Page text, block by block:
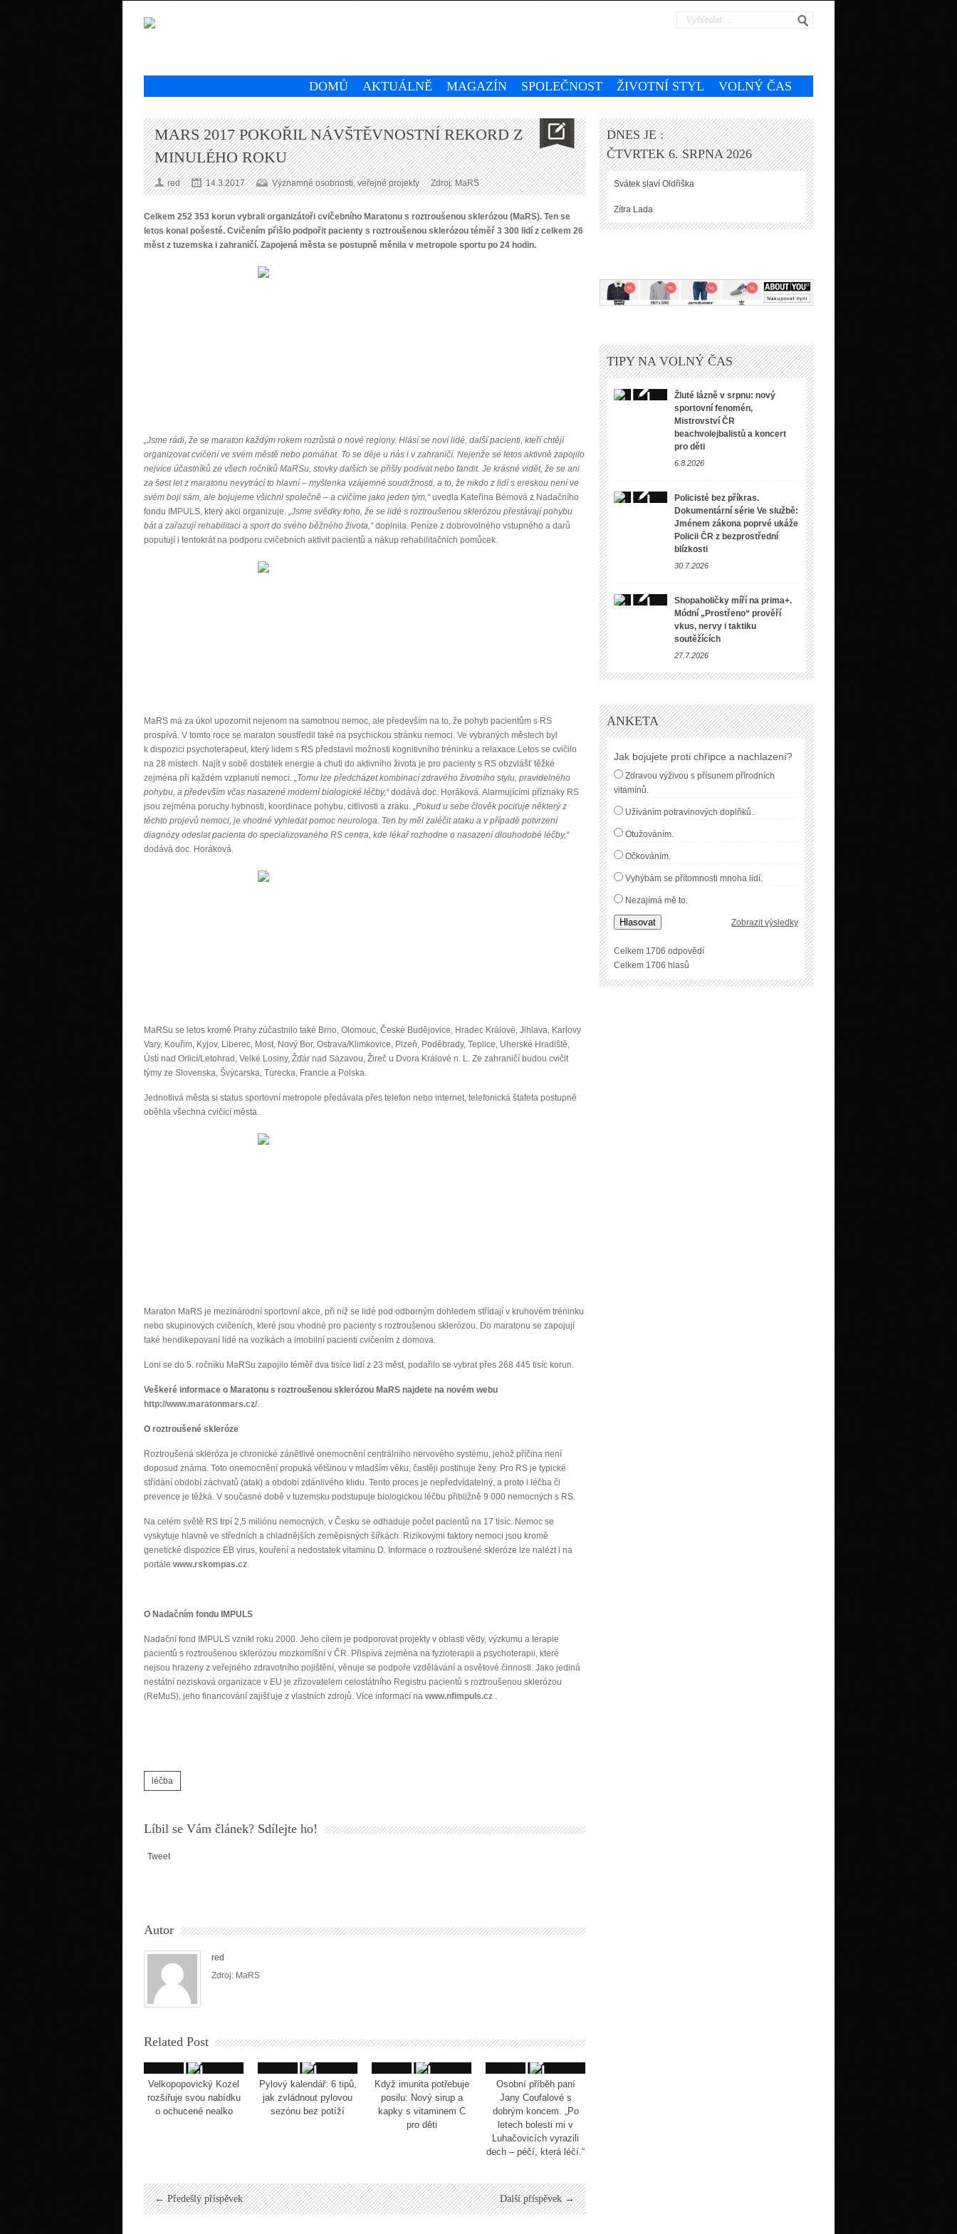
DOMŮ AKTUÁLNĚ MAGAZÍN SPOLEČNOST ŽIVOTNÍ STYL VOLNÝ ČAS
MARS 2017 POKOŘIL NÁVŠTĚVNOSTNÍ REKORD Z
MINULÉHO ROKU
red Zdroj: MaRS
14.3.2017 Významné osobnosti, veřejné projekty
Celkem 252 353 korun vybrali organizátoři cvičebního Maratonu s roztroušenou sklerózou (MaRS). Ten se
letos konal pošesté. Cvičením přišlo podpořit pacienty s roztroušenou sklerózou téměř 3 300 lidí z celkem 26
měst z tuzemska i zahraničí. Zapojená města se postupně měnila v metropole sportu po 24 hodin.
„Jsme rádi, že se maraton každým rokem rozrůstá o nové regiony. Hlásí se noví lidé, další pacienti, kteří chtějí
organizovat cvičení ve svém městě nebo pomáhat. To se děje u nás i v zahraničí. Nejenže se letos aktivně zapojilo
nejvíce účastníků ze všech ročníků MaRSu, stovky dalších se přišly podívat nebo fandit. Je krásné vidět, že se ani
za šest let z maratonu nevytrácí to hlavní – myšlenka vzájemné soudržnosti, a to, že nikdo z lidí s ereskou není ve
svém boji sám, ale bojujeme všichni společně – a cvičíme jako jeden tým,“uvedla Kateřina Bémová z Nadačního
fondu IMPULS, který akci organizuje. „Jsme svědky toho, že se lidé s roztroušenou sklerózou přestávají pohybu
bát a zařazují rehabilitaci a sport do svého běžného života,“doplnila. Peníze z dobrovolného vstupného a darů
poputují i tentokrát na podporu cvičebních aktivit pacientů a nákup rehabilitačních pomůcek.
MaRS má za úkol upozornit nejenom na samotnou nemoc, ale především na to, že pohyb pacientům s RS
prospívá. V tomto roce se maraton soustředil také na psychickou stránku nemoci. Ve vybraných městech byl
k dispozici psychoterapeut, který lidem s RS představil možnosti kognitivního tréninku a relaxace.Letos se cvičilo
na 28 místech. Najít v sobě dostatek energie a chuti do aktivního života je pro pacienty s RS obzvlášť těžké
zejména při každém vzplanutí nemoci. „Tomu lze předcházet kombinací zdravého životního stylu, pravidelného
pohybu, a především včas nasazené moderní biologické léčby,“dodává doc. Horáková. Alarmujícími příznaky RS
jsou zejména poruchy hybnosti, koordinace pohybu, citlivosti a zraku. „Pokud u sebe člověk pociťuje některý z
těchto projevů nemoci, je vhodné vyhledat pomoc neurologa. Ten by měl zaléčit ataku a v případě potvrzení
diagnózy odeslat pacienta do specializovaného RS centra, kde lékař rozhodne o nasazení dlouhodobé léčby,“
dodává doc. Horáková.
MaRSu se letos kromě Prahy zúčastnilo také Brno, Olomouc, České Budějovice, Hradec Králové, Jihlava, Karlovy
Vary, Kouřim, Kyjov, Liberec, Most, Nový Bor, Ostrava/Klimkovice, Plzeň, Poděbrady, Teplice, Uherské Hradiště,
Ústí nad Orlicí/Letohrad, Velké Losiny, Žďár nad Sázavou, Žireč u Dvora Králové n. L. Ze zahraničí budou cvičit
týmy ze Slovenska, Švýcarska, Turecka, Francie a Polska.
Jednotlivá města si status sportovní metropole předávala přes telefon nebo internet, telefonická štafeta postupně
oběhla všechna cvičící města.
Maraton MaRS je mezinárodní sportovní akce, při níž se lidé pod odborným dohledem střídají v kruhovém tréninku
nebo skupinových cvičeních, které jsou vhodné pro pacienty s roztroušenou sklerózou. Do maratonu se zapojují
také hendikepovaní lidé na vozíkách a imobilní pacienti cvičením z domova.
Loni se do 5. ročníku MaRSu zapojilo téměř dva tisíce lidí z 23 měst, podařilo se vybrat přes 268 445 tisíc korun.
Veškeré informace o Maratonu s roztroušenou sklerózou MaRS najdete na novém webu
http://www.maratonmars.cz/.
O roztroušené skleróze
Roztroušená skleróza je chronické zánětlivé onemocnění centrálního nervového systému, jehož příčina není
doposud známa. Toto onemocnění propuká většinou v mladším věku, častěji postihuje ženy. Pro RS je typické
střídání období záchvatů (atak) a období zdánlivého klidu. Tento proces je nepředvídatelný, a proto i léčba či
prevence je těžká. V současné době v tuzemsku podstupuje biologickou léčbu přibližně 9 000 nemocných s RS.
Na celém světě RS trpí 2,5 miliónu nemocných, v Česku se odhaduje počet pacientů na 17 tisíc. Nemoc se
vyskytuje hlavně ve středních a chladnějších zeměpisných šířkách. Rizikovými faktory nemoci jsou kromě
genetické dispozice EB virus, kouření a nedostatek vitaminu D. Informace o roztroušené skleróze lze nalézt i na
portále www.rskompas.cz.
O Nadačním fondu IMPULS
Nadační fond IMPULS vznikl roku 2000. Jeho cílem je podporovat projekty v oblasti vědy, výzkumu a terapie
pacientů s roztroušenou sklerózou mozkomíšní v ČR. Přispívá zejména na fyzioterapii a psychoterapii, které
nejsou hrazeny z veřejného zdravotního pojištění, věnuje se podpoře vzdělávání a osvětové činnosti. Jako jediná
nestátní nezisková organizace v EU je zřizovatelem celostátního Registru pacientů s roztroušenou sklerózou
(ReMuS), jeho financování zajišťuje z vlastních zdrojů. Více informací na www.nfimpuls.cz .
léčba
Líbil se Vám článek? Sdílejte ho!
Tweet
Autor
red
Zdroj: MaRS
Related Post
Velkopopovický Kozel
rozšiřuje svou nabídku
o ochucené nealko
Pylový kalendář: 6 tipů,
jak zvládnout pylovou
sezónu bez potíží
Když imunita potřebuje
posilu: Nový sirup a
kapky s vitaminem C
pro děti
Osobní příběh paní
Jany Coufalové s
dobrým koncem. „Po
letech bolesti mi v
Luhačovicích vyrazili
dech – péčí, která léčí.“
← Předešlý příspěvek Další příspěvek →
DNES JE :
ČTVRTEK 6. SRPNA 2026
Svátek slaví Oldřiška
Zítra Lada
TIPY NA VOLNÝ ČAS
Žluté lázně v srpnu: nový
sportovní fenomén,
Mistrovství ČR
beachvolejbalistů a koncert
pro děti
6.8.2026
Policisté bez příkras.
Dokumentární série Ve službě:
Jménem zákona poprvé ukáže
Policii ČR z bezprostřední
blízkosti
30.7.2026
Shopaholičky míří na prima+.
Módní „Prostřeno“ prověří
vkus, nervy i taktiku
soutěžících
27.7.2026
ANKETA
Jak bojujete proti chřipce a nachlazení?
Zdravou výživou s přísunem přírodních
vitamínů.
Užíváním potravinových doplňků..
Otužováním.
Očkováním.
Vyhýbám se přítomnosti mnoha lidí.
Nezajímá mě to.
Hlasovat Zobrazit výsledky
Celkem 1706 odpovědí
Celkem 1706 hlasů